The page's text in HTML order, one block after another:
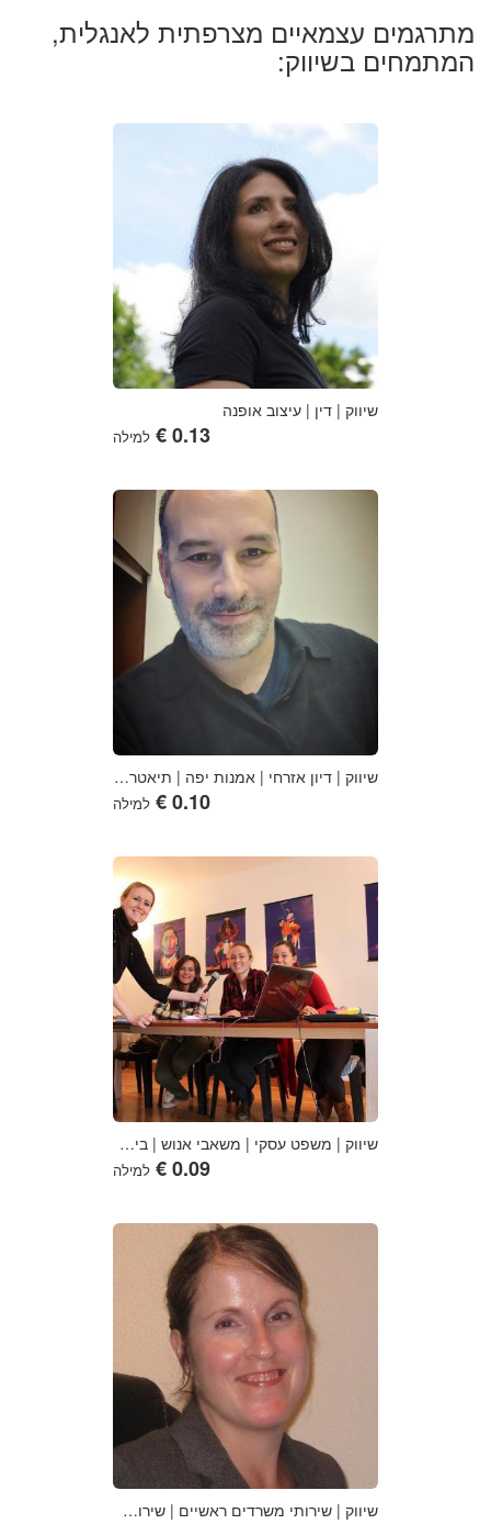
מתרגמים עצמאיים מצרפתית לאנגלית,
המתמחים בשיווק:
שיווק | דין | עיצוב אופנה
למילה
שיווק | דיון אזרחי | אמנות יפה | תיאטרון מוזיקלי | היסטוריה של התיאטרון
למילה
שיווק | משפט עסקי | משאבי אנוש | ביטוח חיים | הוראת שפות
למילה
שיווק | שירותי משרדים ראשיים | שירותי ניהול ותמיכה | שירותים אחרים כגון: נוטריונים, פקידי בית משפט, בוררים, מגשרים וכד' | הובלת נוסעים ברכבות בין-עירוניות